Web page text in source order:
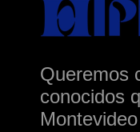
Queremos
conocidos